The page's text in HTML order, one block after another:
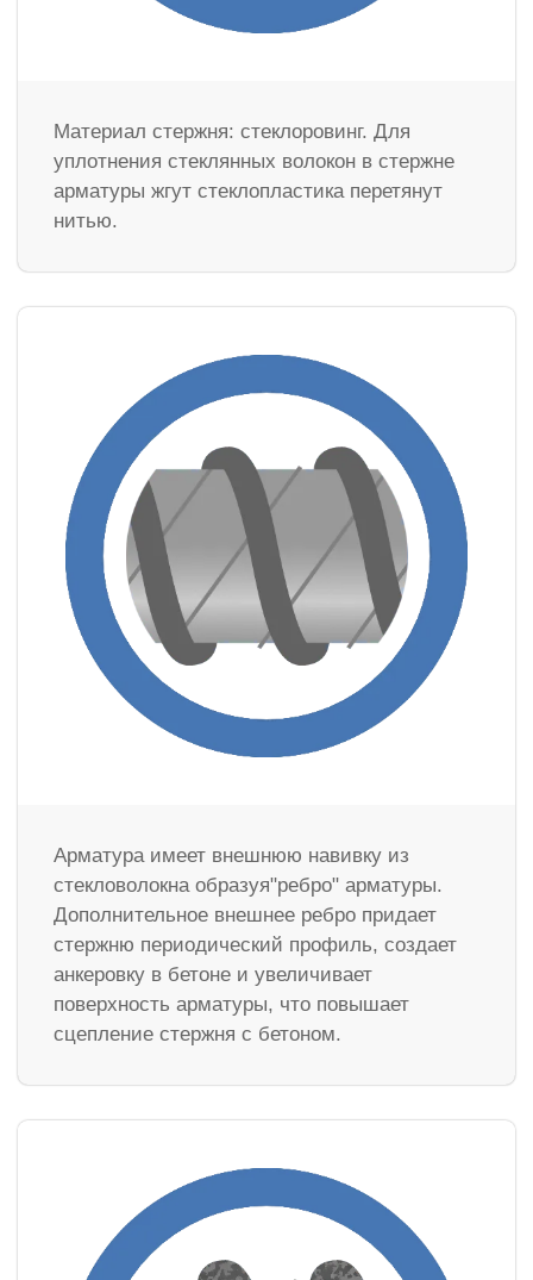
Материал стержня: стеклоровинг. Для
уплотнения стеклянных волокон в стержне
арматуры жгут стеклопластика перетянут
нитью.
Арматура имеет внешнюю навивку из
стекловолокна образуя"ребро" арматуры.
Дополнительное внешнее ребро придает
стержню периодический профиль, создает
анкеровку в бетоне и увеличивает
поверхность арматуры, что повышает
сцепление стержня с бетоном.